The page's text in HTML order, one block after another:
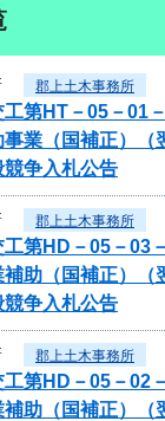
郡上土木事務所
工第HT－05－
業（国補正）（
争入札公告
郡上土木事務所
工第HD－05－
助（国補正）（
争入札公告
郡上土木事務所
工第HD－05－
助（国補正）（